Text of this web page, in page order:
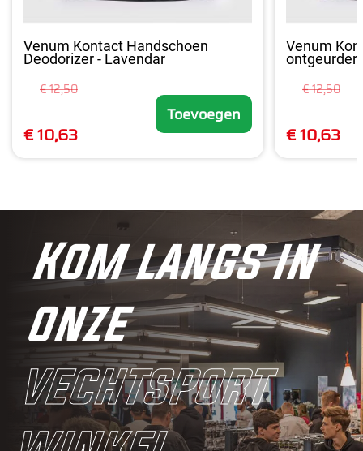
Venum Kontact Handschoen
Deodorizer - Lavendar
€ 12,50
€ 10,63
Toevoegen
Venum
ontgeurder
€ 12,50
€ 10,63
Kom langs in
onze
vechtsport